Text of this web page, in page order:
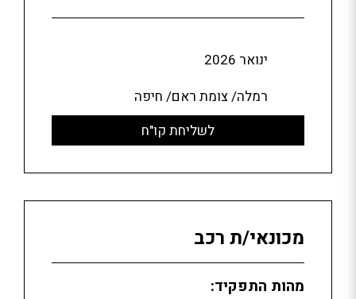
ינואר 2026
רמלה/ צומת ראם/ חיפה
לשליחת קו"ח
מכונאי/ת רכב
מהות התפקיד: